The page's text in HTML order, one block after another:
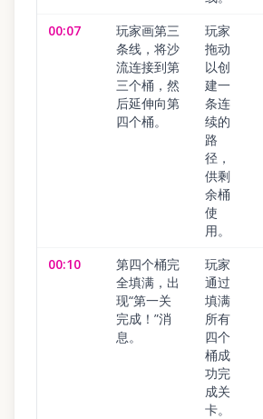
00:07
玩家画第三
条线，将沙
流连接到第
三个桶，然
后延伸向第
四个桶。
玩家
拖动
以创
建一
条连
续的
路
径，
供剩
余桶
使
用。
00:10
第四个桶完
全填满，出
现“第一关
完成！”消
息。
玩家
通过
填满
所有
四个
桶成
功完
成关
卡。